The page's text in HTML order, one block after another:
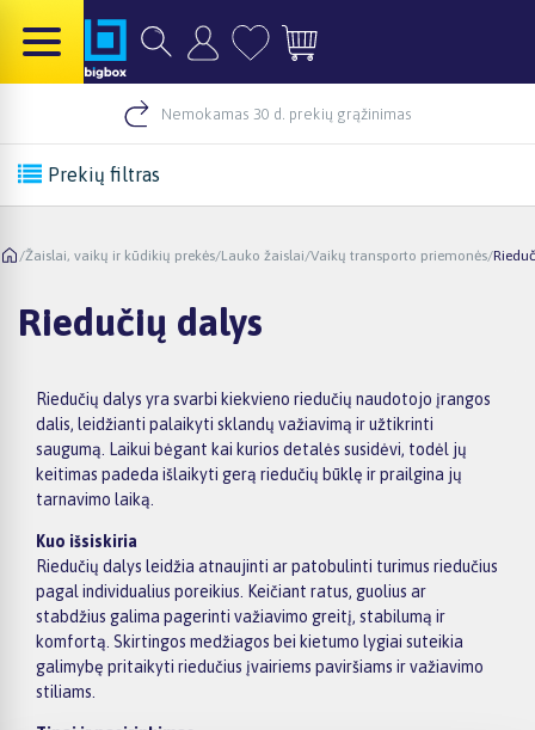
Nemokamas 30 d. prekių grąžinimas
Prekių filtras
/Žaislai, vaikų ir kūdikių prekės/Lauko žaislai/Vaikų transporto priemonės/
Riedučių dalys
Riedučių dalys yra svarbi kiekvieno riedučių naudotojo įrangos
dalis, leidžianti palaikyti sklandų važiavimą ir užtikrinti
saugumą. Laikui bėgant kai kurios detalės susidėvi, todėl jų
keitimas padeda išlaikyti gerą riedučių būklę ir prailgina jų
tarnavimo laiką.
Kuo išsiskiria
Riedučių dalys leidžia atnaujinti ar patobulinti turimus riedučius
pagal individualius poreikius. Keičiant ratus, guolius ar
stabdžius galima pagerinti važiavimo greitį, stabilumą ir
komfortą. Skirtingos medžiagos bei kietumo lygiai suteikia
galimybę pritaikyti riedučius įvairiems paviršiams ir važiavimo
stiliams.